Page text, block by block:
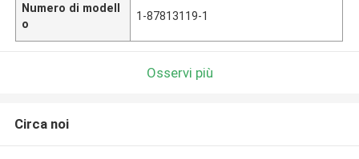
Numero di modell
o
1-87813119-1
Osservi più
Circa noi